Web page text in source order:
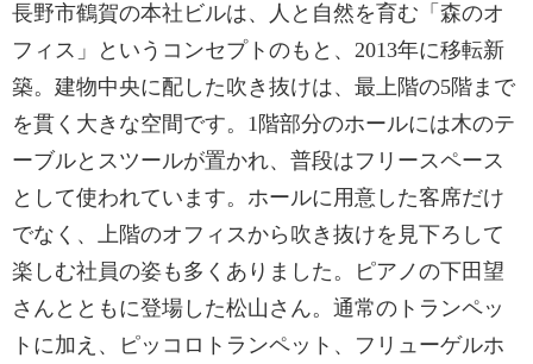
長野市鶴賀の本社ビルは、人と自然を育む「森のオ
フィス」というコンセプトのもと、2013年に移転新
築。建物中央に配した吹き抜けは、最上階の5階まで
を貫く大きな空間です。1階部分のホールには木のテ
ーブルとスツールが置かれ、普段はフリースペース
として使われています。ホールに用意した客席だけ
でなく、上階のオフィスから吹き抜けを見下ろして
楽しむ社員の姿も多くありました。ピアノの下田望
さんとともに登場した松山さん。通常のトランペッ
トに加え、ピッコロトランペット、フリューゲルホ